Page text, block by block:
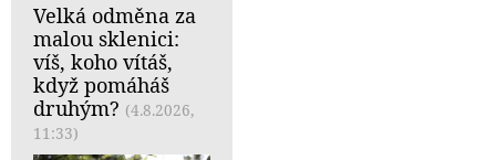
Velká odměna za
malou sklenici:
víš, koho vítáš,
když pomáháš
druhým? (4.8.2026,
11:33)